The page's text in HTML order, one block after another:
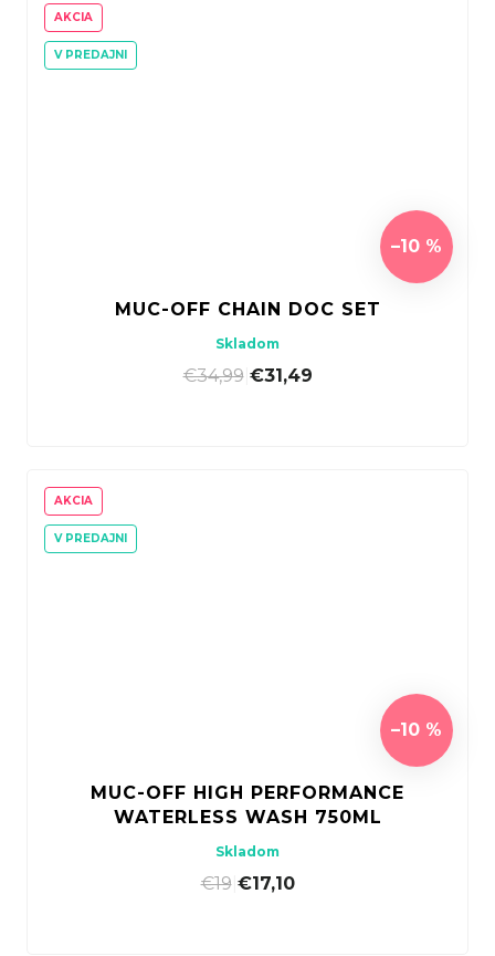
AKCIA
V PREDAJNI
–10 %
MUC-OFF CHAIN DOC SET
Skladom
€34,99| €31,49
AKCIA
V PREDAJNI
–10 %
MUC-OFF HIGH PERFORMANCE
WATERLESS WASH 750ML
Skladom
€19| €17,10